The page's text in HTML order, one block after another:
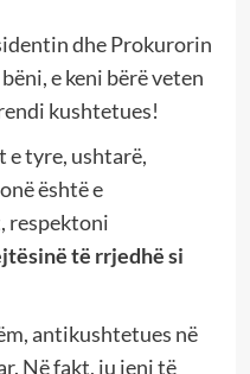
dhe Prokurorin
e keni bërë veten
kushtetues!
e tyre, ushtarë,
është e
respektoni
të rrjedhë si
antikushtetues në
Në fakt, ju jeni të